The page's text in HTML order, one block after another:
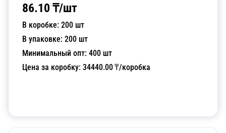
86.10 ₸/шт
В коробке: 200 шт
В упаковке: 200 шт
Минимальный опт: 400 шт
Цена за коробку: 34440.00₸/коробка